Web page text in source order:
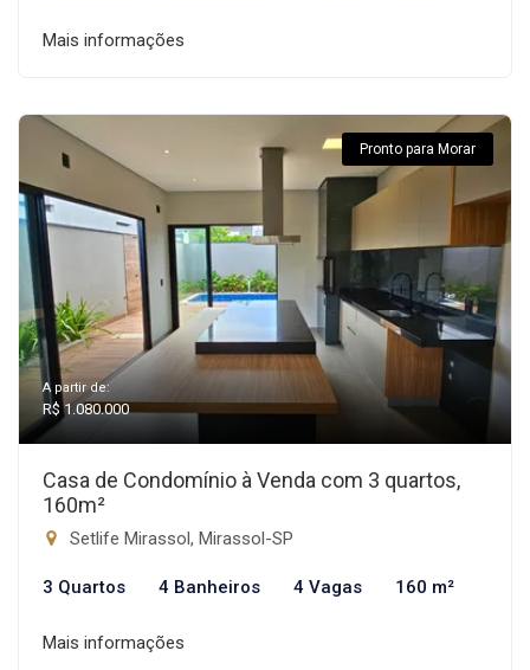
Mais informações
Pronto para Morar
A partir de:
R$ 1.080.000
Casa de Condomínio à Venda com 3 quartos,
160m²
Setlife Mirassol, Mirassol-SP
3 Quartos 4 Banheiros 4 Vagas 160 m²
Mais informações